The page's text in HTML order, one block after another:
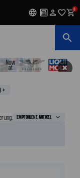
language garage person favorite_outlineshopping_cart0
search
✖
navigate_next